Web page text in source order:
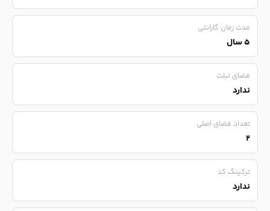
مدت زمان گارانتی
۵ سال
فضای تبلت
ندارد
تعداد فضای اصلی
۲
ترکینگ کد
ندارد